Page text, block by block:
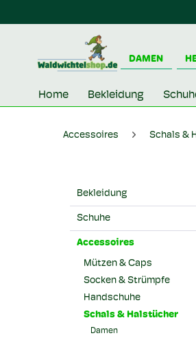
DAMEN
Home Bekleidung
Accessoires Schals &
Bekleidung
Schuhe
Accessoires
Mützen & Caps
Socken & Strümpfe
Handschuhe
Schals & Halstücher
Damen